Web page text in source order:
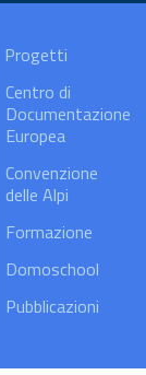
Progetti
Centro di
Documentazione
Europea
Convenzione
delle Alpi
Formazione
Domoschool
Pubblicazioni